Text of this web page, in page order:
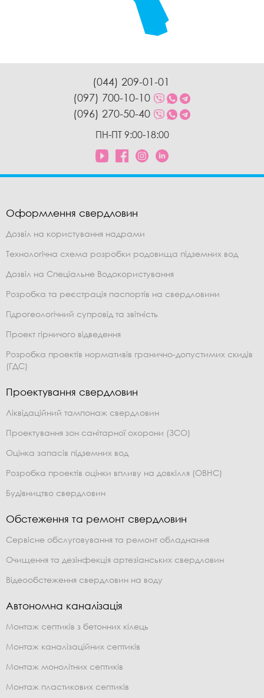
(044) 209-01-01
(097) 700-10-10
(096) 270-50-40
ПН-ПТ 9:00-18:00
Оформлення свердловин
Дозвіл на користування надрами
Технологічна схема розробки родовища підземних вод
Дозвіл на Спеціальне Водокористування
Розробка та реєстрація паспортів на свердловини
Гідрогеологічний супровід та звітність
Проект гірничого відведення
Розробка проектів нормативів гранично-допустимих скидів
(ГДС)
Проектування свердловин
Ліквідаційний тампонаж свердловин
Проектування зон санітарної охорони (ЗСО)
Оцінка запасів підземних вод
Розробка проектів оцінки впливу на довкілля (ОВНС)
Будівництво свердловин
Обстеження та ремонт свердловин
Сервісне обслуговування та ремонт обладнання
Очищення та дезінфекція артезіанських свердловин
Відеообстеження свердловин на воду
Автономна каналізація
Монтаж септиків з бетонних кілець
Монтаж каналізаційних септиків
Монтаж монолітних септиків
Монтаж пластикових септиків